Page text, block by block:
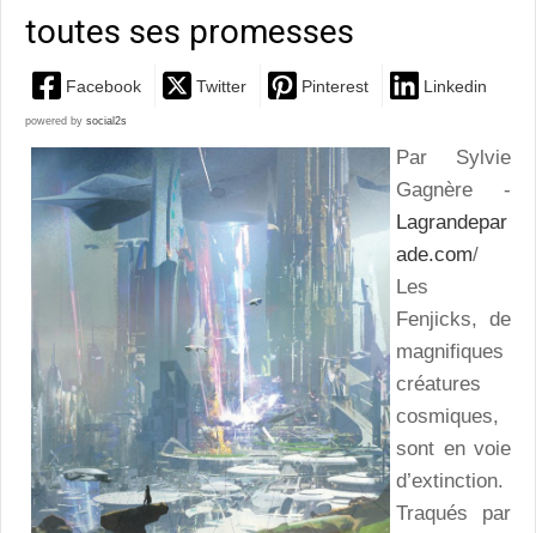
toutes ses promesses
Facebook Twitter Pinterest Linkedin
powered by social2s
Par Sylvie
Gagnère -
Lagrandepar
ade.com/
Les
Fenjicks, de
magnifiques
créatures
cosmiques,
sont en voie
d’extinction.
Traqués par